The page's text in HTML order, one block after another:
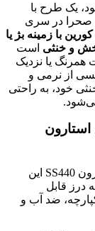
یک طرح با
صحرا در سری
با زمینه بژ یا
و خنثی است
همرنگ یا نزدیک
از نرمی و
خود، به راحتی
کورین استارون SS440 این
درز قابل
ضد آب و